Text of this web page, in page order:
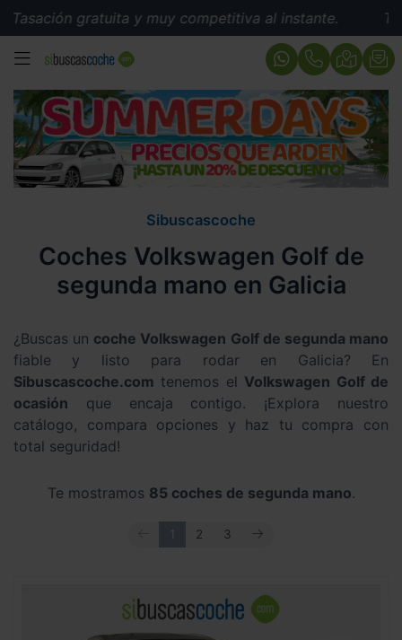
gratuita y muy competitiva al instante. Tasación
MENÚ
Sibuscascoche
Coches Volkswagen Golf de
segunda mano en Galicia
¿Buscas un coche Volkswagen Golf de segunda mano
fiable y listo para rodar en Galicia? En
Sibuscascoche.com tenemos el Volkswagen Golf de
ocasión que encaja contigo. ¡Explora nuestro
catálogo, compara opciones y haz tu compra con
total seguridad!
Te mostramos 85 coches de segunda mano.
ANTERIOR
2 3 SIGUIENTE